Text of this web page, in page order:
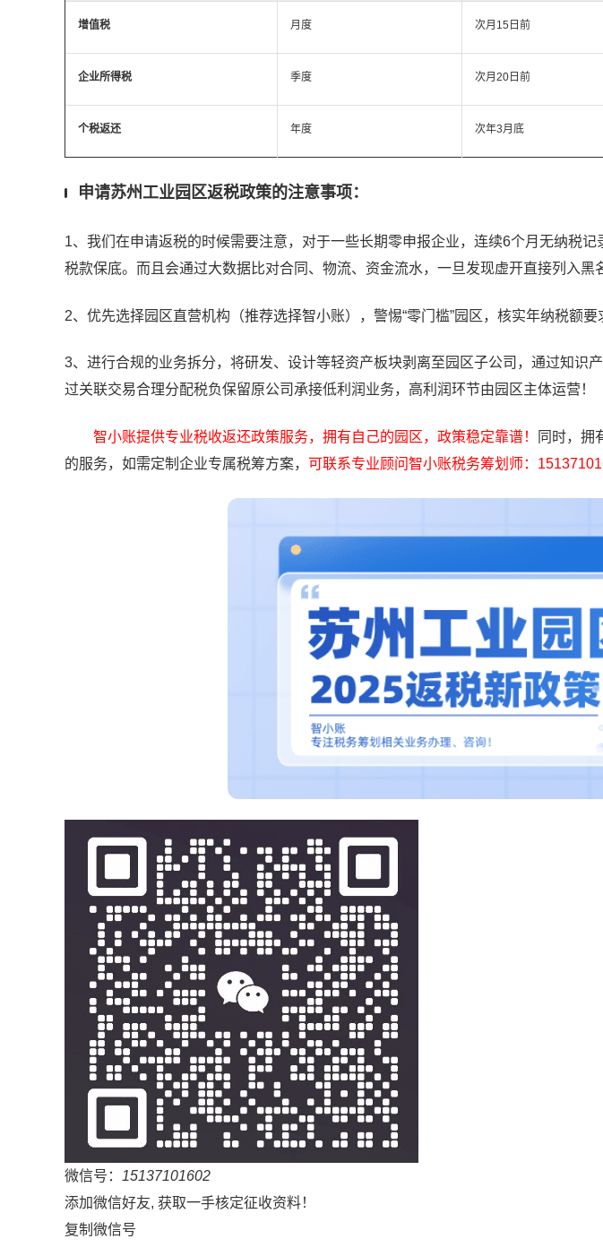
增值税 月度 次月15日前
企业所得税 季度 次月20日前
个税返还 年度 次年3月底
申请苏州工业园区返税政策的注意事项：
1、 我们在申请返税的时候需要注意，对于一些长期零申报企业，连续6个月无纳税
税款保底。而且会通过大数据比对合同、物流、资金流水，一旦发现虚开直接列入黑
2、优先选择园区直营机构（推荐选择智小账），警惕“零门槛”园区，核实年纳税额要
3、进行合规的业务拆分，将研发、设计等轻资产板块剥离至园区子公司，通过知识
过关联交易合理分配税负保留原公司承接低利润业务，高利润环节由园区主体运营！
智小账提供专业税收返还政策服务，拥有自己的园区，政策稳定靠谱！
同时，拥
的服务，如需定制企业专属税筹方案， 可联系专业顾问智小账税务筹划师：
微信号： 15137101602
添加微信好友, 获取一手核定征收资料！
复制微信号